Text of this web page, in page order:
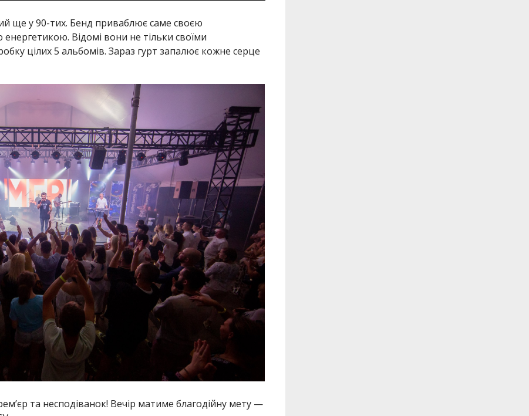
ще у 90-тих. Бенд приваблює саме своєю
Відомі вони не тільки своїми
цілих 5 альбомів. Зараз гурт запалює кожне серце
та несподіванок! Вечір матиме благодійну мету —